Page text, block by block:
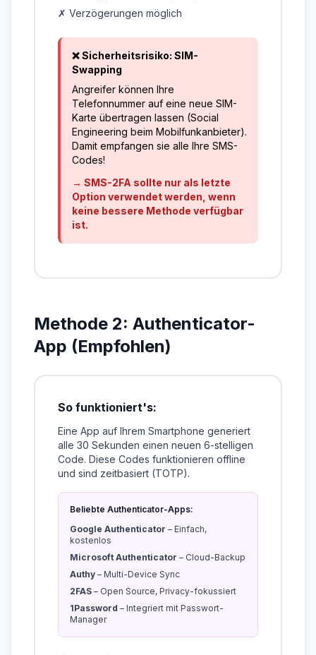
✗ Verzögerungen möglich
❌ Sicherheitsrisiko: SIM-
Swapping
Angreifer können Ihre
Telefonnummer auf eine neue SIM-
Karte übertragen lassen (Social
Engineering beim Mobilfunkanbieter).
Damit empfangen sie alle Ihre SMS-
Codes!
→ SMS-2FA sollte nur als letzte
Option verwendet werden, wenn
keine bessere Methode verfügbar
ist.
Methode 2: Authenticator-
App (Empfohlen)
So funktioniert's:
Eine App auf Ihrem Smartphone generiert
alle 30 Sekunden einen neuen 6-stelligen
Code. Diese Codes funktionieren offline
und sind zeitbasiert (TOTP).
Beliebte Authenticator-Apps:
Google Authenticator – Einfach,
kostenlos
Microsoft Authenticator – Cloud-Backup
Authy – Multi-Device Sync
2FAS – Open Source, Privacy-fokussiert
1Password – Integriert mit Passwort-
Manager